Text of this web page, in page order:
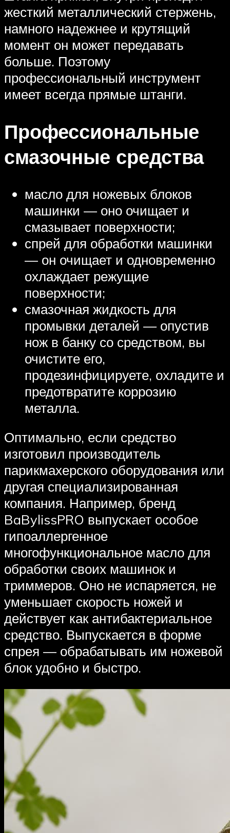
жесткий металлический стержень,
намного надежнее и крутящий
момент он может передавать
больше. Поэтому
профессиональный инструмент
имеет всегда прямые штанги.
Профессиональные
смазочные средства
масло для ножевых блоков
машинки — оно очищает и
смазывает поверхности;
спрей для обработки машинки
— он очищает и одновременно
охлаждает режущие
поверхности;
смазочная жидкость для
промывки деталей — опустив
нож в банку со средством, вы
очистите его,
продезинфицируете, охладите и
предотвратите коррозию
металла.
Оптимально, если средство
изготовил производитель
парикмахерского оборудования или
другая специализированная
компания. Например, бренд
BaBylissPRO выпускает особое
гипоаллергенное
многофункциональное масло для
обработки своих машинок и
триммеров. Оно не испаряется, не
уменьшает скорость ножей и
действует как антибактериальное
средство. Выпускается в форме
спрея — обрабатывать им ножевой
блок удобно и быстро.